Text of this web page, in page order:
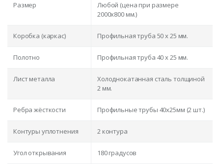
Размер
Любой (цена при размере
2000x800 мм.)
Коробка (каркас) Профильная труба 50 х 25 мм.
Полотно Профильная труба 40 х 25 мм.
Лист металла
Холоднокатанная сталь толщиной
2 мм.
Ребра жёсткости Профильные трубы 40х25мм (2 шт.)
Контуры уплотнения 2 контура
Угол открывания 180 градусов